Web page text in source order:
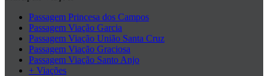
Passagem Princesa dos Campos
Passagem Viação Garcia
Passagem Viação União Santa Cruz
Passagem Viação Graciosa
Passagem Viação Santo Anjo
+ Viações